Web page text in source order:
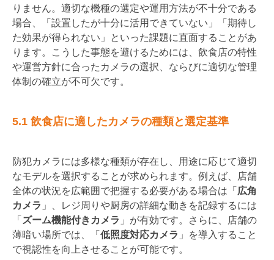
りません。適切な機種の選定や運用方法が不十分である
場合、「設置したが十分に活用できていない」「期待し
た効果が得られない」といった課題に直面することがあ
ります。こうした事態を避けるためには、飲食店の特性
や運営方針に合ったカメラの選択、ならびに適切な管理
体制の確立が不可欠です。
5.1 飲食店に適したカメラの種類と選定基準
防犯カメラには多様な種類が存在し、用途に応じて適切
なモデルを選択することが求められます。例えば、店舗
全体の状況を広範囲で把握する必要がある場合は「 広角
カメラ 」、レジ周りや厨房の詳細な動きを記録するには
「 ズーム機能付きカメラ 」が有効です。さらに、店舗の
薄暗い場所では、「 低照度対応カメラ 」を導入すること
で視認性を向上させることが可能です。